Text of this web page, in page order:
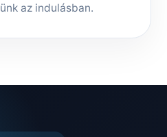
az indulásban.